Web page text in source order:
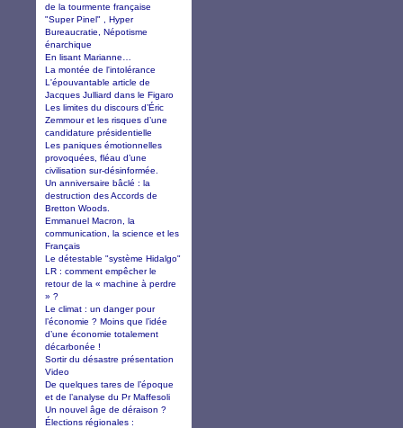
de la tourmente française
"Super Pinel" , Hyper
Bureaucratie, Népotisme
énarchique
En lisant Marianne…
La montée de l'intolérance
L'épouvantable article de
Jacques Julliard dans le Figaro
Les limites du discours d’Éric
Zemmour et les risques d’une
candidature présidentielle
Les paniques émotionnelles
provoquées, fléau d’une
civilisation sur-désinformée.
Un anniversaire bâclé : la
destruction des Accords de
Bretton Woods.
Emmanuel Macron, la
communication, la science et les
Français
Le détestable "système Hidalgo"
LR : comment empêcher le
retour de la « machine à perdre
» ?
Le climat : un danger pour
l’économie ? Moins que l’idée
d’une économie totalement
décarbonée !
Sortir du désastre présentation
Video
De quelques tares de l’époque
et de l’analyse du Pr Maffesoli
Un nouvel âge de déraison ?
Élections régionales :